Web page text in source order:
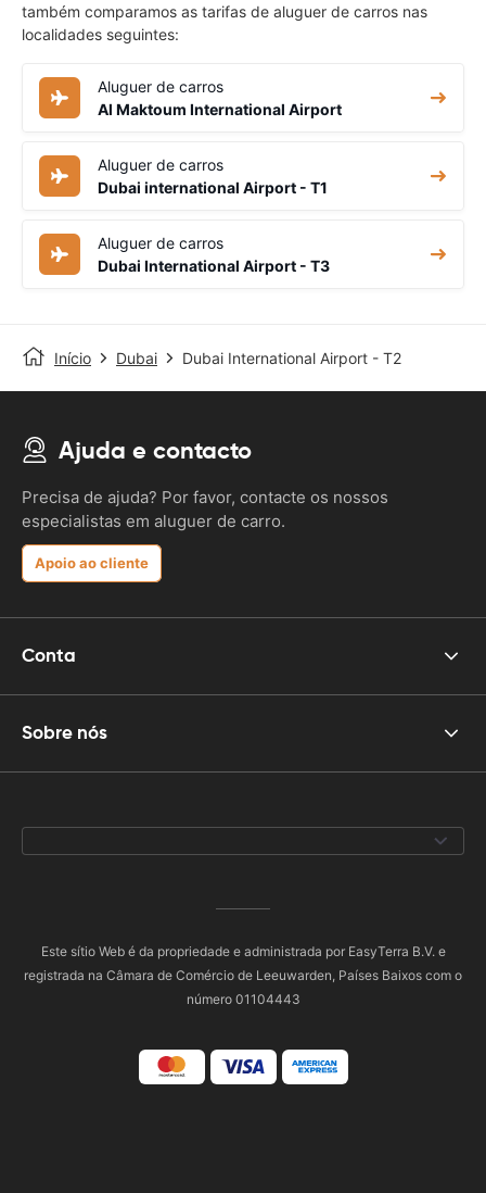
também comparamos as tarifas de aluguer de carros nas
localidades seguintes:
Aluguer de carros
Al Maktoum International Airport
Aluguer de carros
Dubai international Airport - T1
Aluguer de carros
Dubai International Airport - T3
Início Dubai Dubai International Airport - T2
Ajuda e contacto
Precisa de ajuda? Por favor, contacte os nossos
especialistas em aluguer de carro.
Apoio ao cliente
Conta
Sobre nós
Este sítio Web é da propriedade e administrada por EasyTerra B.V. e
registrada na Câmara de Comércio de Leeuwarden, Países Baixos com o
número 01104443